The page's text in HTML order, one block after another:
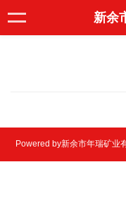
新余
Powered by新余市年瑞矿业